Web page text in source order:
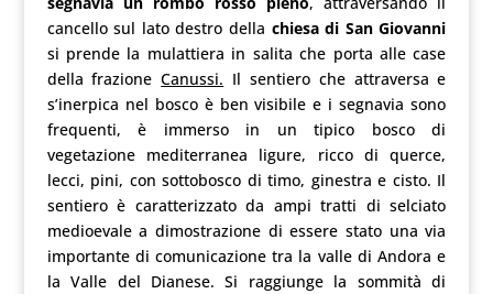
cancello sul lato destro della chiesa di San Giovanni
si prende la mulattiera in salita che porta alle case
della frazioneCanussi. Il sentiero che attraversa e
s’inerpica nel bosco è ben visibile e i segnavia sono
frequenti, è immerso in un tipico bosco di
vegetazione mediterranea ligure, ricco di querce,
lecci, pini, con sottobosco di timo, ginestra e cisto. Il
sentiero è caratterizzato da ampi tratti di selciato
medioevale a dimostrazione di essere stato una via
importante di comunicazione tra la valle di Andora e
la Valle del Dianese. Si raggiunge la sommità di